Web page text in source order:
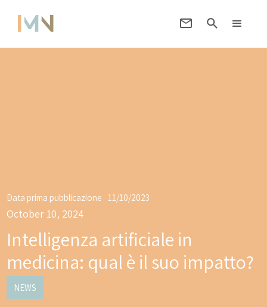
Data prima pubblicazione 11/10/2023
October 10, 2024
Intelligenza artificiale in
medicina: qual è il suo impatto?
NEWS